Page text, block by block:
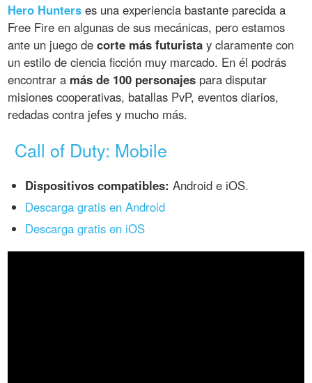
Hero Hunters es una experiencia bastante parecida a
Free Fire en algunas de sus mecánicas, pero estamos
ante un juego decorte más futurista y claramente con
un estilo de ciencia ficción muy marcado. En él podrás
encontrar a más de 100 personajes para disputar
misiones cooperativas, batallas PvP, eventos diarios,
redadas contra jefes y mucho más.
Call of Duty: Mobile
Dispositivos compatibles: Android e iOS.
Descarga gratis en Android
Descarga gratis en iOS